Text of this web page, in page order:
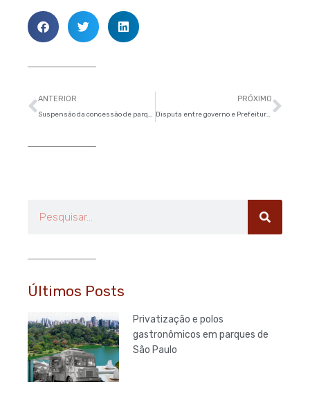
Anterior
ANTERIOR PRÓXIMO
Disputa entre governo e Prefeitura de SP altera projeto de concessão de parques
Últimos Posts
Privatização e polos
gastronômicos em parques de
São Paulo